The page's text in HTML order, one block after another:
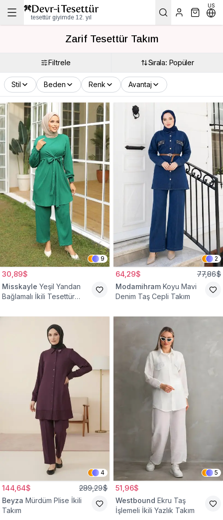
tesettür giyimde 12. yıl
US
Zarif Tesettür Takım
Filtrele Sırala: Popüler
Stil Beden Renk Avantaj
9
30,89$
Misskayle Yeşil Yandan
Bağlamalı İkili Tesettür
2
64,29$ 77,86$
Modamihram Koyu Mavi
Denim Taş Cepli Takım
4
144,64$ 289,29$
Beyza Mürdüm Plise İkili
Takım
5
51,96$
Westbound Ekru Taş
İşlemeli İkili Yazlık Takım